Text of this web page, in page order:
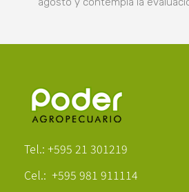
Tel.: +595 21 301219
Cel.: +595 981 911114